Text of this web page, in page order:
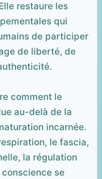
restaure les
qui
de participer
de liberté, de
comment le
au-delà de la
incarnée.
le fascia,
la régulation
se